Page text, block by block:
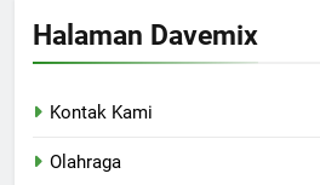
Halaman Davemix
Kontak Kami
Olahraga